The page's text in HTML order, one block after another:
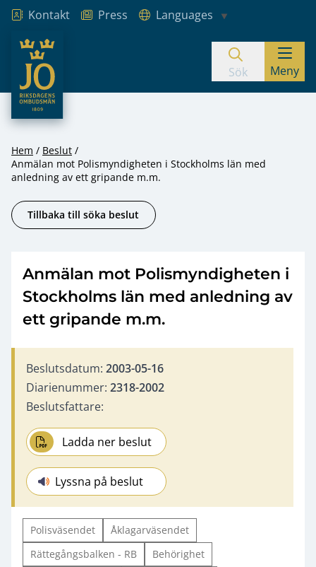
Hoppa till innehåll
Kontakt Press
Languages
JO – Riksdagens Ombudsmän
Sök Meny
Hem
Beslut
Anmälan mot Polismyndigheten i Stockholms län med
anledning av ett gripande m.m.
Tillbaka till söka beslut
Anmälan mot Polismyndigheten i
Stockholms län med anledning av
ett gripande m.m.
Beslutsdatum: 2003-05-16
Diarienummer: 2318-2002
Beslutsfattare:
Ladda ner beslut
Lyssna på beslut
Polisväsendet
Åklagarväsendet
Rättegångsbalken - RB
Behörighet